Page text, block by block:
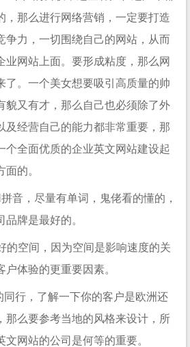
，那么进行网络营销，一定要打造
争力，一切围绕自己的网站，从而
业网站上面。要形成粘度，那么网
了。一个美女想要吸引高质量的帅
貌又有才，那么自己也必须除了外
及经营自己的能力都非常重要，那
个全面优质的企业英文网站建设起
的。
音，尽量有单词，鬼佬看的懂的，
牌是最好的。
的空间，因为空间是影响速度的关
体验的更重要因素。
同行，了解一下你的客户是欧洲还
那么要参考当地的风格来设计，所
文网站的公司是何等的重要。